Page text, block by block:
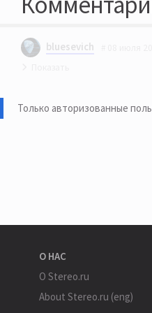
bluesevich
Только авторизованные
О НАС
О Stereo.ru
About Stereo.ru (eng)